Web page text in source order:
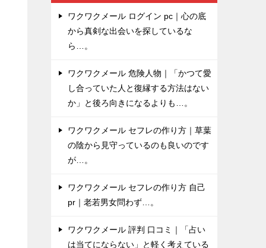
ワクワクメール ログイン pc｜心の底
から真剣な出会いを探しているな
ら…。
ワクワクメール 危険人物｜「かつて愛
し合っていた人と復縁する方法はない
か」と後ろ向きになるよりも…。
ワクワクメール セフレの作り方｜草葉
の陰から見守っているのも良いのです
が…。
ワクワクメール セフレの作り方 自己
pr｜老若男女問わず…。
ワクワクメール 評判 口コミ｜「占い
は当てにならない」と軽く考えている